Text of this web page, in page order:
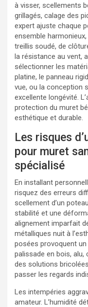
à visser, scellements
grillagés, calage des
expert ajuste chaque
ensemble harmonieux,
treillis soudé, de
la résistance au vent,
sélectionner les
platine, le panneau
vue, ou la conception
excellente longévité.
protection du muret
esthétique et durable.
Les risques
pour muret
spécialisé
En installant
risquez des erreurs
scellement d’un
stabilité et une
alignement imparfait
métalliques nuit à
posées provoquent
palissade en bois,
des solutions
passer les regards
Les intempéries
amateur. L’humidité